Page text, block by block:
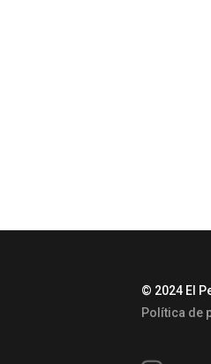
© 2024 El
Política de